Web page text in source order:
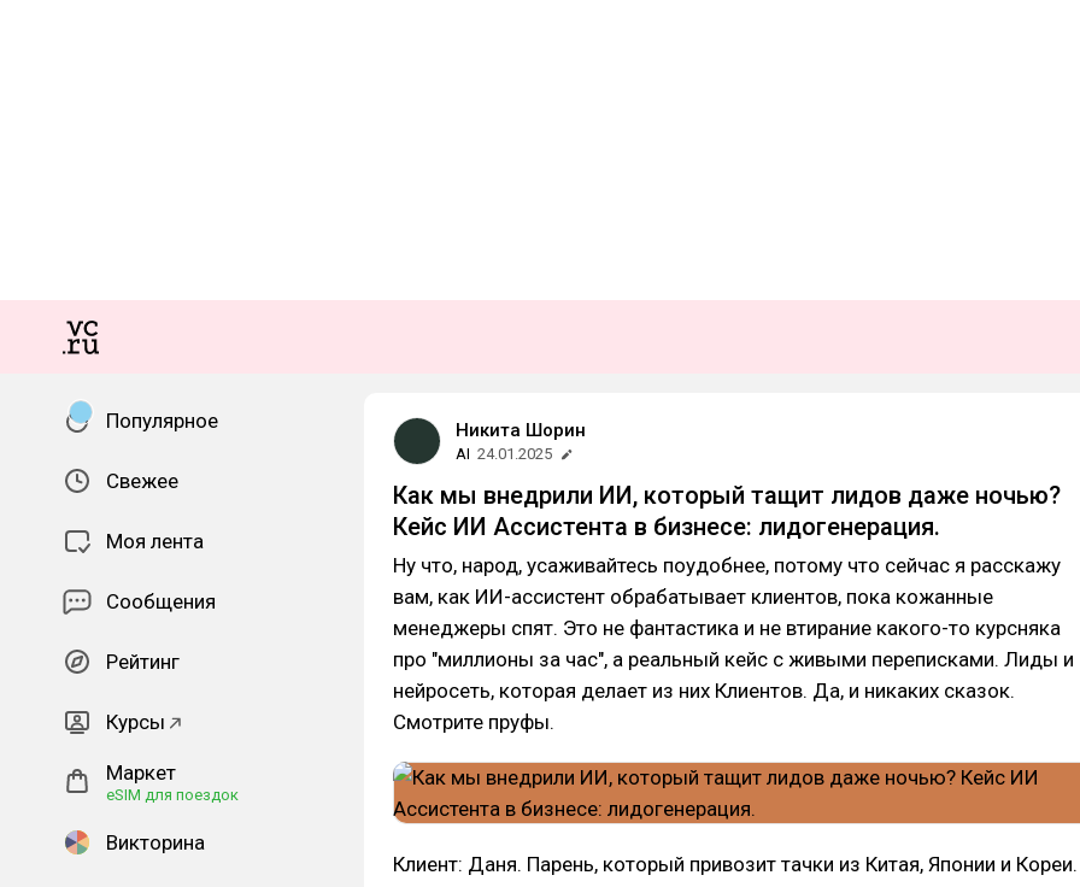
Популярное
Свежее
Моя лента
Сообщения
Рейтинг
Курсы
Маркет
eSIM для поездок
Викторина
Никита Шорин
AI 24.01.2025
Как мы внедрили ИИ, который тащит лидов даже ночью?
Кейс ИИ Ассистента в бизнесе: лидогенерация.
Ну что, народ, усаживайтесь поудобнее, потому что сейчас я расскажу
вам, как ИИ-ассистент обрабатывает клиентов, пока кожанные
менеджеры спят. Это не фантастика и не втирание какого-то курсняка
про "миллионы за час", а реальный кейс с живыми переписками. Лиды и
нейросеть, которая делает из них Клиентов. Да, и никаких сказок.
Смотрите пруфы.
Клиент: Даня. Парень, который привозит тачки из Китая, Японии и Кореи.